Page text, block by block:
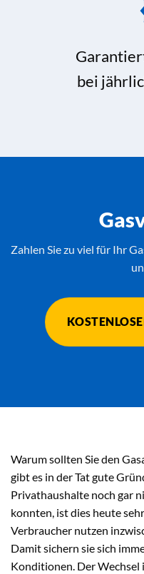
bei
Zahlen Sie zu viel für Ihr
Warum sollten Sie den
gibt es in der Tat gute
Privathaushalte noch gar
konnten, ist dies heute
Verbraucher nutzen
Damit sichern sie sich
Konditionen. Der Wechsel